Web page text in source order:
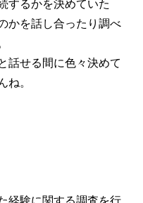
するかを決めていた
かを話し合ったり調べ
話せる間に色々決めて
ね。
経験に関する調査を行